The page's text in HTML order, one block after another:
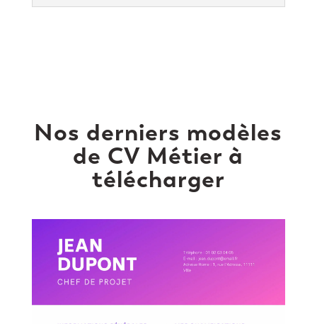
Nos derniers modèles
de CV Métier à
télécharger